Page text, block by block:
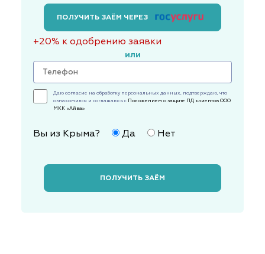
ПОЛУЧИТЬ ЗАЁМ ЧЕРЕЗ
+20% к одобрению заявки
или
Даю согласие на обработку персональных данных, подтверждаю, что
ознакомился и соглашаюсь с Положением о защите ПД клиентов ООО
МКК «Айва»
Вы из Крыма? Да Нет
ПОЛУЧИТЬ ЗАЁМ